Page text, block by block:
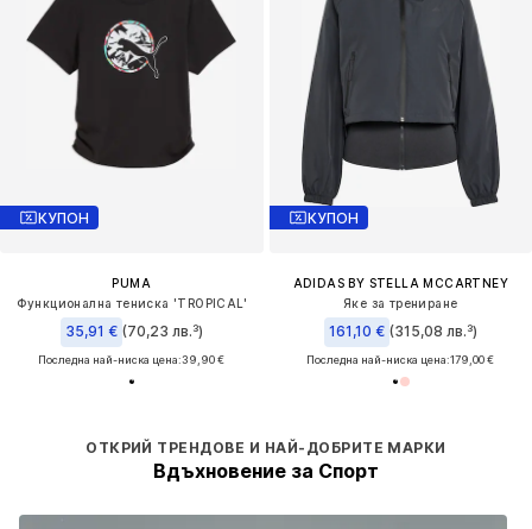
КУПОН
PUMA
Функционална тениска 'TROPICAL'
35,91 € (70,23 лв.³)
Последна най-ниска цена:39,90 €
КУПОН
ADIDAS BY STELLA MCCARTNEY
Яке за трениране
161,10 € (315,08 лв.³)
Последна най-ниска цена:179,00 €
ОТКРИЙ ТРЕНДОВЕ И НАЙ-ДОБРИТЕ МАРКИ
Вдъхновение за Спорт